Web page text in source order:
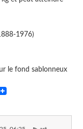
1976)
le fond sablonneux